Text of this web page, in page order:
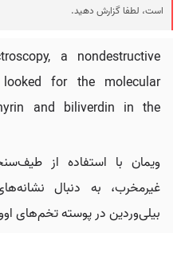
است، لطفا گزارش دهید.
a nondestructive
for the molecular
and biliverdin in the
ویمان با استفاده از
غیرمخرب، به دنبال
بیلی‌وردین در پوسته تخم‌های